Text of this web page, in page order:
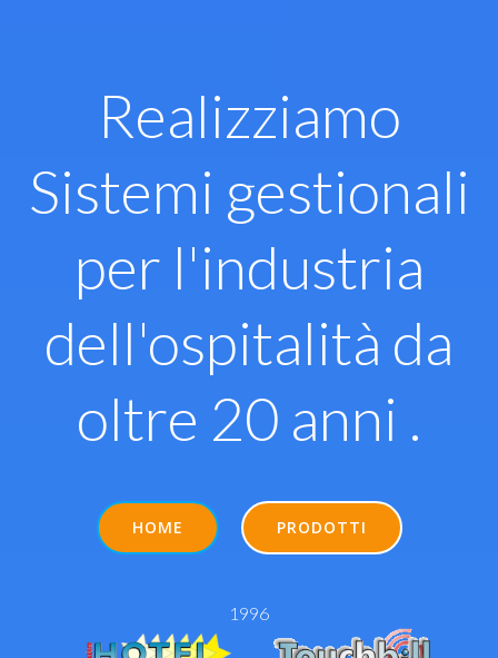
Realizziamo
Sistemi gestionali
per l'industria
dell'ospitalità da
oltre 20 anni .
HOME PRODOTTI
1996